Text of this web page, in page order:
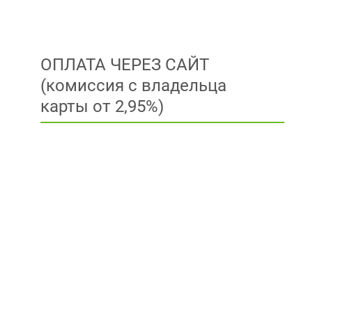
ОПЛАТА ЧЕРЕЗ САЙТ
(комиссия с владельца
карты от 2,95%)